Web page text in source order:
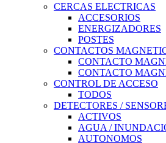
CERCAS ELECTRICAS
ACCESORIOS
ENERGIZADORES
POSTES
CONTACTOS
CONTACTO
CONTACTO
CONTROL DE ACCESO
TODOS
DETECTORES /
ACTIVOS
AGUA /
AUTONOMOS